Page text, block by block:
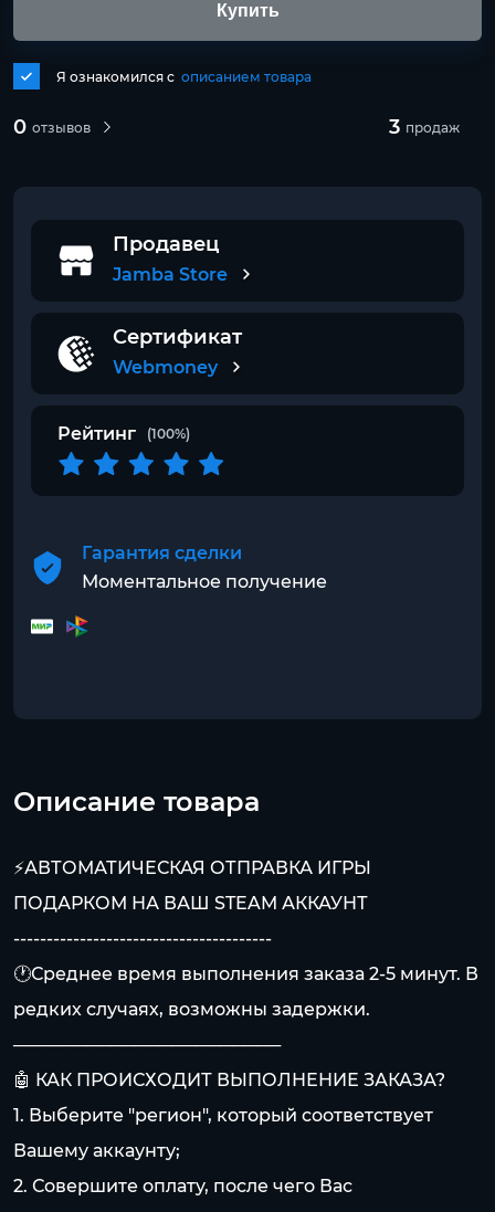
0 отзывов 3 продаж
Я ознакомился с описанием товара
Купить
Продавец
Jamba Store
Сертификат
Webmoney
Рейтинг (100%)
Гарантия сделки
Моментальное получение
Описание товара
⚡АВТОМАТИЧЕСКАЯ ОТПРАВКА ИГРЫ
ПОДАРКОМ НА ВАШ STEAM АККАУНТ
---------------------------------------
🕐Среднее время выполнения заказа 2-5 минут. В
редких случаях, возможны задержки.
──────────────────────
🤖 КАК ПРОИСХОДИТ ВЫПОЛНЕНИЕ ЗАКАЗА?
1. Выберите "регион", который соответствует
Вашему аккаунту;
2. Совершите оплату, после чего Вас